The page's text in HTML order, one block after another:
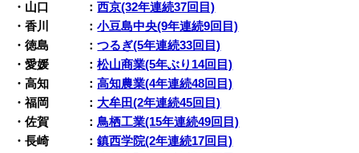
・山口 ：西京(32年連続37回目)
・香川 ：小豆島中央(9年連続9回目)
・徳島 ：つるぎ(5年連続33回目)
・愛媛 ：松山商業(5年ぶり14回目)
・高知 ：高知農業(4年連続48回目)
・福岡 ： 大牟田(2年連続45回目)
・佐賀 ：鳥栖工業(15年連続49回目)
・長崎 ：鎮西学院(2年連続17回目)